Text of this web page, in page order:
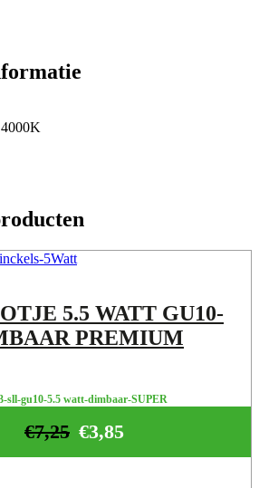
5.5 WATT GU10-
PREMIUM
sll-gu10-5.5 watt-dimbaar-SUPER
€3,85
€7,25